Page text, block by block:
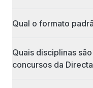
Qual o formato
Quais disciplinas
concursos da